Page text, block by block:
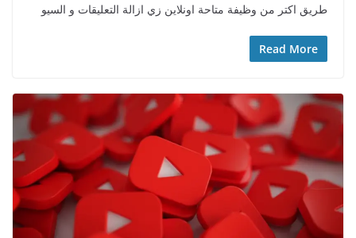
طريق اكتر من وظيفة متاحة اونلاين زي ازالة التعليقات و السيو
Read More